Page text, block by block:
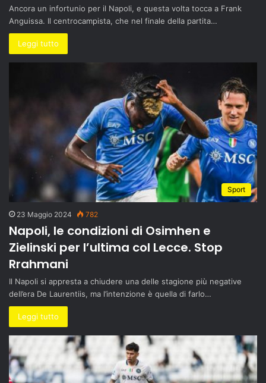
Ancora un infortunio per il Napoli, e questa volta tocca a Frank
Anguissa. Il centrocampista, che nel finale della partita…
Leggi tutto
Sport
23 Maggio 2024 782
Napoli, le condizioni di Osimhen e
Zielinski per l’ultima col Lecce. Stop
Rrahmani
Il Napoli si appresta a chiudere una delle stagione più negative
dell’era De Laurentiis, ma l’intenzione è quella di farlo…
Leggi tutto